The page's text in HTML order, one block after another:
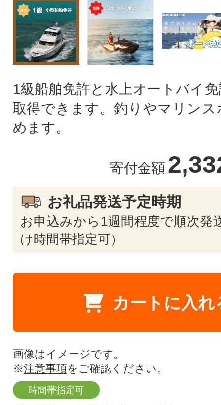
1級船舶免許と水上オートバイ
取得できます。釣りやマリンス
めます。
寄付金額
お礼品発送予定時期
お申込みから1週間程度で順次発
け時間帯指定可）
カートに入れ
画像はイメージです。
※注意事項をご確認ください。
時間帯指定可